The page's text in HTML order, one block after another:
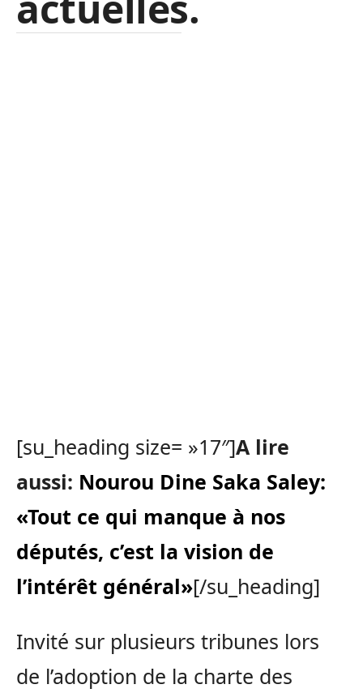
[su_heading size= »17″]A lire
aussi: Nourou Dine Saka Saley:
«Tout ce qui manque à nos
députés, c’est la vision de
l’intérêt général»[/su_heading]
Invité sur plusieurs tribunes lors
de l’adoption de la charte des